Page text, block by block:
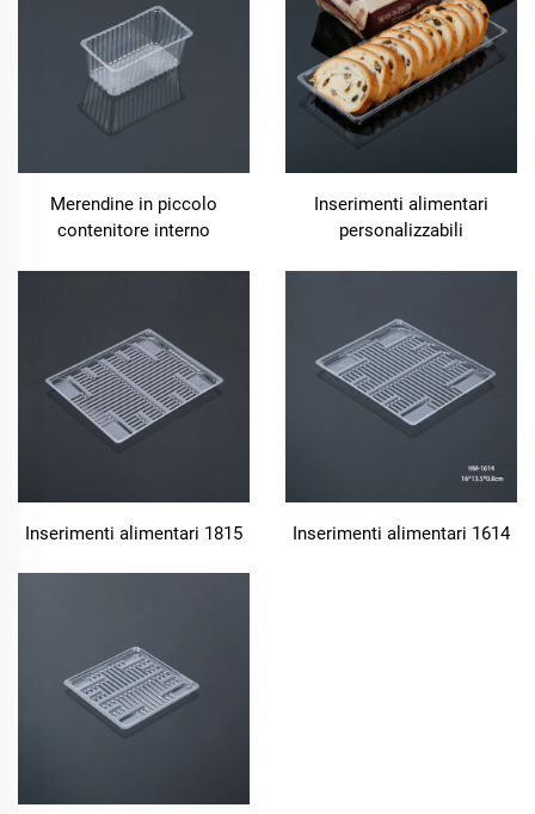
Merendine in piccolo
contenitore interno
Inserimenti alimentari
personalizzabili
Inserimenti alimentari 1815 Inserimenti alimentari 1614